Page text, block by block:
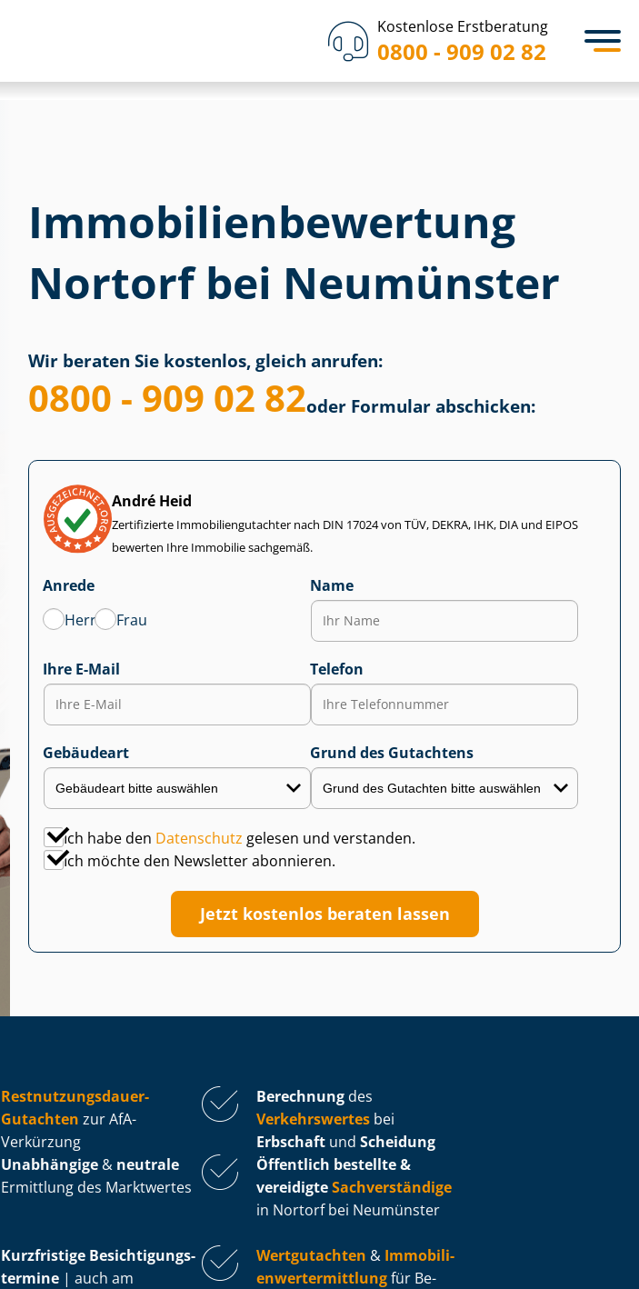
Kostenlose Erstberatung
0800 - 909 02 82
Immobilien­bewertung
Nortorf bei Neumünster
Wir beraten Sie kostenlos, gleich anrufen:
0800 - 909 02 82oder Formular abschicken:
André Heid
Zertifizierte Im­mo­bi­li­en­gut­ach­ter nach DIN 17024 von TÜV, DEKRA, IHK, DIA und EIPOS
bewerten Ihre Immobilie sachgemäß.
Anrede
Herr
Frau
Name
Ihre E-Mail Telefon
Gebäudeart Grund des Gutachtens
Ich habe den Datenschutz gelesen und verstanden.
Ich möchte den Newsletter abonnieren.
Jetzt kostenlos beraten lassen
Rest­nut­zungs­dau­er-
Gutachten zur AfA-
Verkürzung
Berechnung des
Verkehrswertes bei
Erbschaft und Scheidung
Unabhängige & neutrale
Ermittlung des Marktwertes
Öffentlich bestellte &
vereidigteSachverständige
in Nortorf bei Neumünster
Kurzfristige Be­sich­ti­gungs­
ter­mi­ne | auch am
Wertgutachten & Im­mo­bi­li­
en­wert­ermitt­lungfür Be­